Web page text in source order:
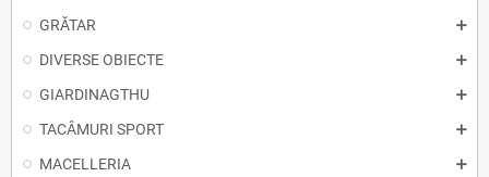
GRĂTAR
DIVERSE OBIECTE
GIARDINAGTHU
TACÂMURI SPORT
MACELLERIA